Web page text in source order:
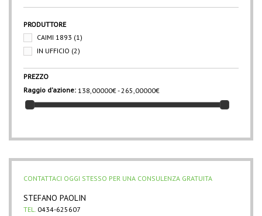
PRODUTTORE
CAIMI 1893 (1)
IN UFFICIO (2)
PREZZO
Raggio d'azione: 138,00000€ - 265,00000€
CONTATTACI OGGI STESSO PER UNA CONSULENZA GRATUITA
STEFANO PAOLIN
TEL. 0434-625607